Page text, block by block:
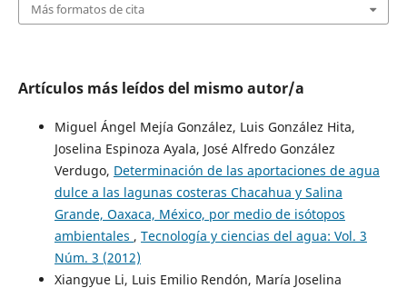
Más formatos de cita
Artículos más leídos del mismo autor/a
Miguel Ángel Mejía González, Luis González Hita,
Joselina Espinoza Ayala, José Alfredo González
Verdugo, Determinación de las aportaciones de agua
dulce a las lagunas costeras Chacahua y Salina
Grande, Oaxaca, México, por medio de isótopos
ambientales , Tecnología y ciencias del agua: Vol. 3
Núm. 3 (2012)
Xiangyue Li, Luis Emilio Rendón, María Joselina